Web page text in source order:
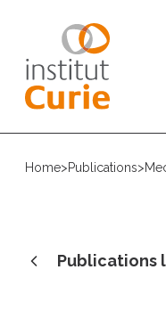
Home>Publications>
Publications